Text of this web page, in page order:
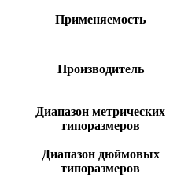
Применяемость
Производитель
Диапазон метрических
типоразмеров
Диапазон дюймовых
типоразмеров